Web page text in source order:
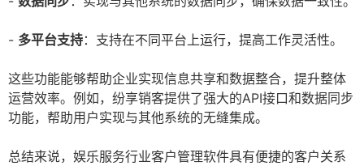
- 多平台支持：支持在不同平台上运行，提高工作灵活性。
这些功能能够帮助企业实现信息共享和数据整合，提升整体
运营效率。例如，纷享销客提供了强大的API接口和数据同步
功能，帮助用户实现与其他系统的无缝集成。
总结来说，娱乐服务行业客户管理软件具有便捷的客户关系